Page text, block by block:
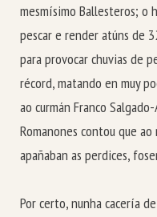
mesmísimo Ballesteros; o
pescar e render atúns de
para provocar chuvias de
récord, matando en muy
ao curmán Franco
Romanones contou que
apañaban as perdices,
Por certo, nunha cacería